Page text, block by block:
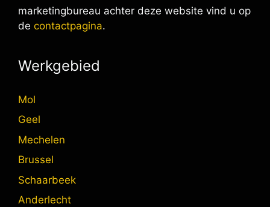
marketingbureau achter deze website vind u op
de contactpagina.
Werkgebied
Mol
Geel
Mechelen
Brussel
Schaarbeek
Anderlecht